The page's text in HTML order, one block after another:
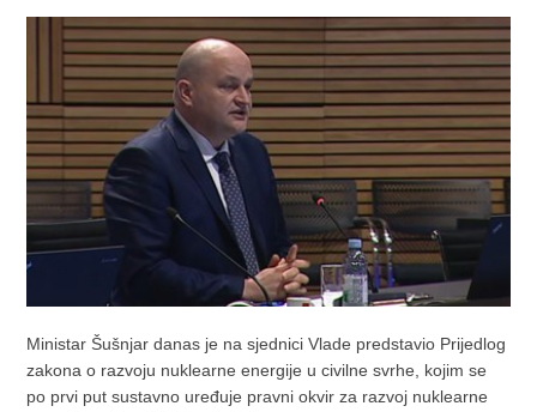
Ministar Šušnjar danas je na sjednici Vlade predstavio Prijedlog
zakona o razvoju nuklearne energije u civilne svrhe, kojim se
po prvi put sustavno uređuje pravni okvir za razvoj nuklearne